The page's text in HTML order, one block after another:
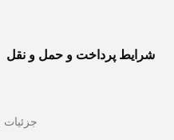
شرایط پرداخت و حمل و نقل
جزئیات